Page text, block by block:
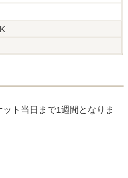
ト当日まで1週間となりま